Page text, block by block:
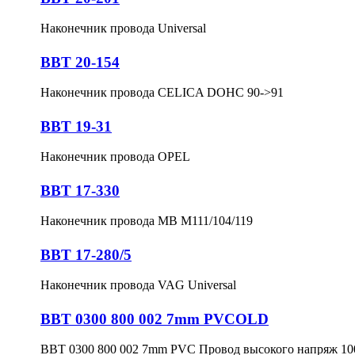
Наконечник провода Universal
BBT 20-154
Наконечник провода CELICA DOHC 90->91
BBT 19-31
Наконечник провода OPEL
BBT 17-330
Наконечник провода MB M111/104/119
BBT 17-280/5
Наконечник провода VAG Universal
BBT 0300 800 002 7mm PVCOLD
BBT 0300 800 002 7mm PVC Провод высокого напряж